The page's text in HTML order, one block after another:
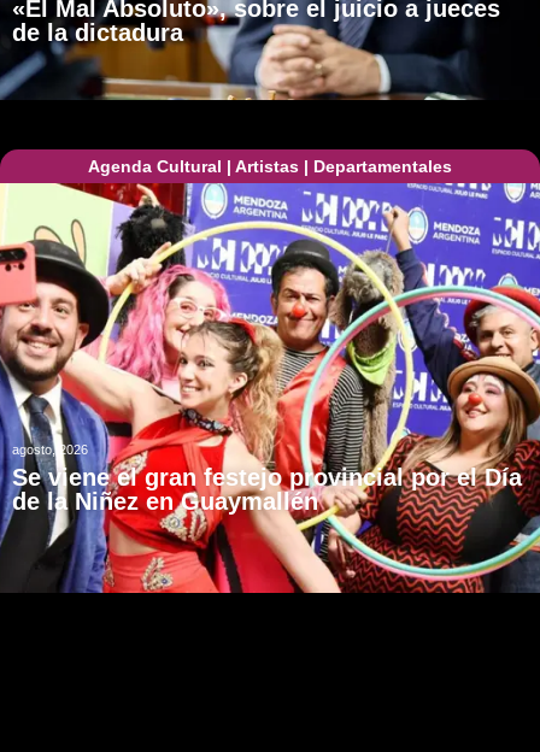
«El Mal Absoluto», sobre el juicio a jueces
de la dictadura
Agenda Cultural | Artistas | Departamentales
agosto, 2026
Se viene el gran festejo provincial por el Día
de la Niñez en Guaymallén